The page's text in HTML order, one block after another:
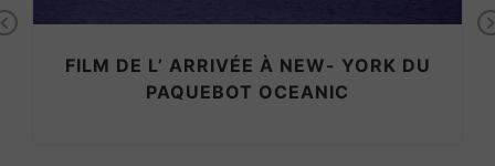
Previous
FILM DE L’ ARRIVÉE À NEW- YORK DU
PAQUEBOT OCEANIC